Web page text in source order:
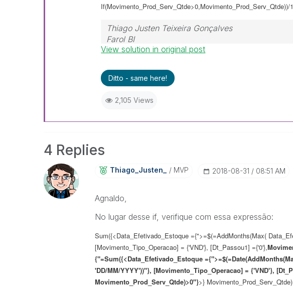
If(Movimento_Prod_Serv_Qtde>0,Movimento_Prod_Serv_Qtde))/
Thiago Justen Teixeira Gonçalves
Farol BI
WhatsApp: 24 98152-1675
View solution in original post
Ditto - same here!
2,105 Views
4 Replies
Thiago_Justen_ MVP ‎2018-08-31 08:51 AM
Agnaldo,
No lugar desse if, verifique com essa expressão:
Sum({<Data_Efetivado_Estoque ={">=$(=AddMonths(Max(
[Movimento_Tipo_Operacao] = {'VND'}, [Dt_Passou1] ={'0'},
{"=Sum({<Data_Efetivado_Estoque
'DD/MM/YYYY'))"}, [Movimento_Tipo_Operacao] = {'VND'},
Movimento_Prod_Serv_Qtde)>0"}>}